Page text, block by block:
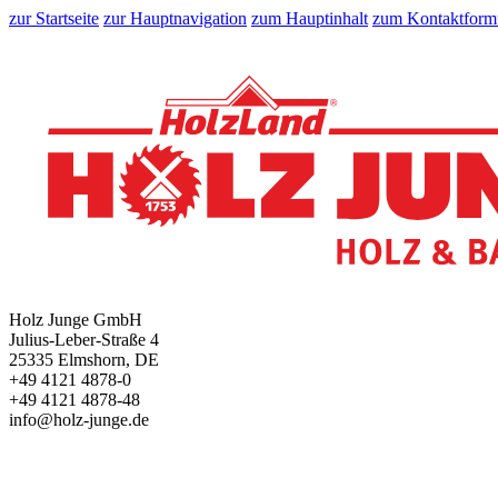
zur Startseite zur Hauptnavigation zum Hauptinhalt zum
Holz Junge GmbH
Julius-Leber-Straße 4
25335 Elmshorn, DE
+49 4121 4878-0
+49 4121 4878-48
info@holz-junge.de